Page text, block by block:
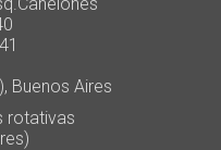
Buenos Aires
rotativas